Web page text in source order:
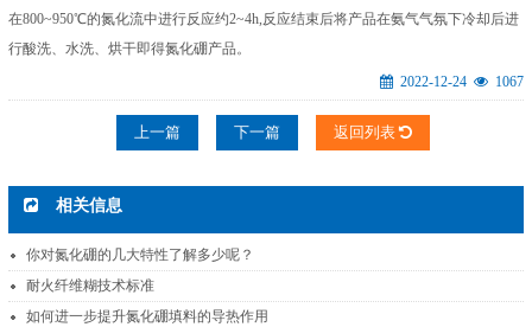
在800~950℃的氮化流中进行反应约2~4h,反应结束后将产品在氨气气氛下冷却后进
行酸洗、水洗、烘干即得氮化硼产品。
2022-12-24
1067
上一篇 下一篇 返回列表
相关信息
你对氮化硼的几大特性了解多少呢？
耐火纤维糊技术标准
如何进一步提升氮化硼填料的导热作用